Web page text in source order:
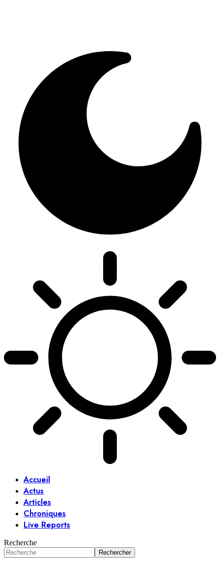
Accueil
Actus
Articles
Chroniques
Live Reports
Recherche